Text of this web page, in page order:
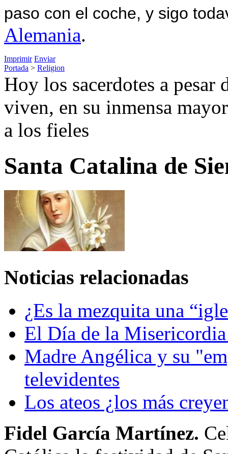
paso con el coche, y sigo
Alemania.
Imprimir Enviar
Portada > Religion
Hoy los sacerdotes a pesar
viven, en su inmensa
a los fieles
Santa Catalina de
Noticias relacionadas
¿Es la mezquita una
El Día de la
Madre Angélica y su
televidentes
Los ateos ¿los más
Fidel García Martínez.